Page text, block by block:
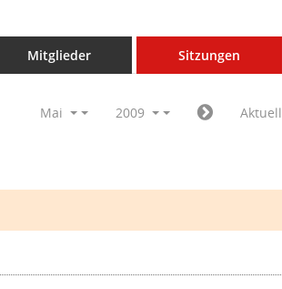
Mitglieder Sitzungen
Mai 2009 Aktuell